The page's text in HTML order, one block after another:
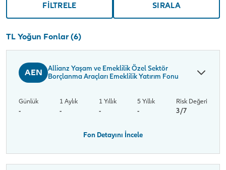
FİLTRELE SIRALA
TL Yoğun Fonlar (6)
AEN
Allianz Yaşam ve Emeklilik Özel Sektör
Borçlanma Araçları Emeklilik Yatırım Fonu
Günlük
-
1 Aylık
-
1 Yıllık
-
5 Yıllık
-
Risk Değeri
3/7
Fon Detayını İncele